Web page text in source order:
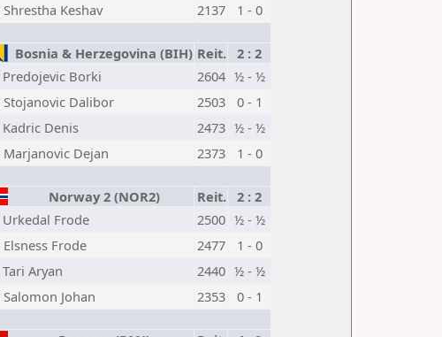
Shrestha Keshav 2137
1 - 0
Bosnia & Herzegovina (BIH) Reit. 2 : 2
Predojevic Borki 2604 ½ - ½
Stojanovic Dalibor 2503
0 - 1
Kadric Denis 2473 ½ - ½
Marjanovic Dejan 2373
1 - 0
Norway 2 (NOR2) Reit. 2 : 2
Urkedal Frode 2500 ½ - ½
Elsness Frode 2477
1 - 0
Tari Aryan 2440 ½ - ½
Salomon Johan 2353
0 - 1